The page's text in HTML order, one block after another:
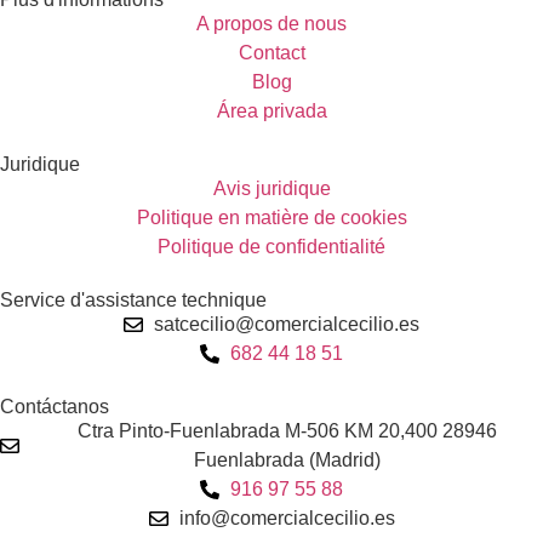
A propos de nous
Contact
Blog
Área privada
Juridique
Avis juridique
Politique en matière de cookies
Politique de confidentialité
Service d'assistance technique
satcecilio@comercialcecilio.es
682 44 18 51
Contáctanos
Ctra Pinto-Fuenlabrada M-506 KM 20,400 28946
Fuenlabrada (Madrid)
916 97 55 88
info@comercialcecilio.es